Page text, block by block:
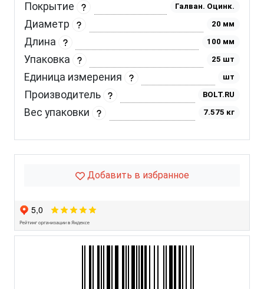
Покрытие Галван. Оцинк.
Диаметр 20 мм
Длина 100 мм
Упаковка 25 шт
Единица измерения шт
Производитель BOLT.RU
Вес упаковки 7.575 кг
Добавить в избранное